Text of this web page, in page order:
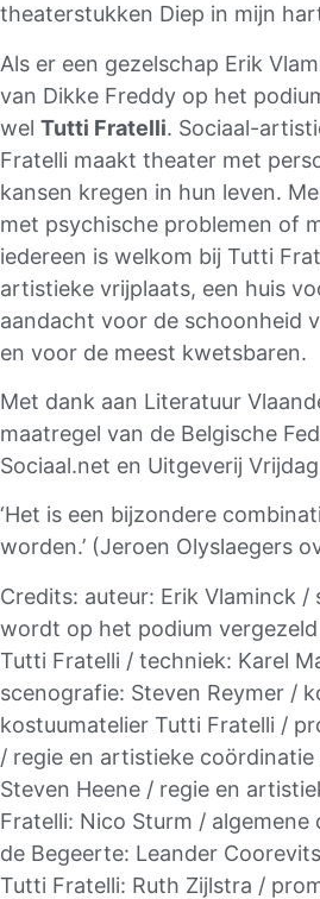
theaterstukken Diep in mijn
Als er een gezelschap Erik
van Dikke Freddy op het
wel Tutti Fratelli. Sociaal-
Fratelli maakt theater met
kansen kregen in hun leven.
met psychische problemen of
iedereen is welkom bij Tutti
artistieke vrijplaats, een huis
aandacht voor de schoonheid
en voor de meest kwetsbaren.
Met dank aan Literatuur
maatregel van de Belgische
Sociaal.net en Uitgeverij
‘Het is een bijzondere
worden.’ (Jeroen Olyslaegers
Credits: auteur: Erik Vlaminck /
wordt op het podium
Tutti Fratelli / techniek: Karel
scenografie: Steven Reymer /
kostuumatelier Tutti Fratelli /
/ regie en artistieke coördinatie
Steven Heene / regie en
Fratelli: Nico Sturm / algemene
de Begeerte: Leander
Tutti Fratelli: Ruth Zijlstra /